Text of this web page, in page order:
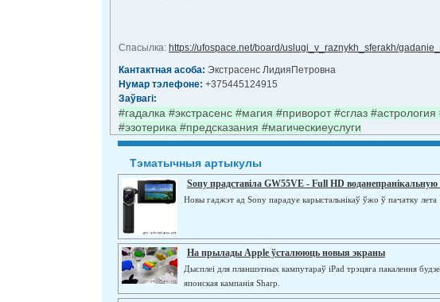
Cпасылка: https://ufospace.net/board/uslugi_v_raznykh_sferakh/
Кантактная асоба: Экстрасенс ЛидияПетровна
Нумар тэлефоне: +375445124915
Заўвагі:
#гадалка #экстрасенс #магия #приворот #сглаз #астрология
#эзотерика #предсказания #магическиеуслуги
Тэматычныя артыкулы
Sony прадставіла GW55VE - Full HD воданепранікальную
Новы гаджэт ад Sony парадуе карыстальнікаў ўжо ў пачатку лета
На прылады Apple ўсталююць новыя экраны
Дысплеі для планшэтных кампутараў iPad трэцяга пакалення
японская кампанія Sharp.